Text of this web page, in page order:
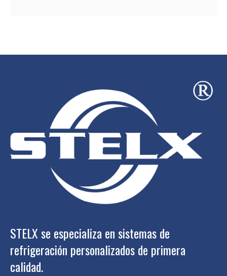
STELX se especializa en sistemas de
refrigeración personalizados de primera
calidad.